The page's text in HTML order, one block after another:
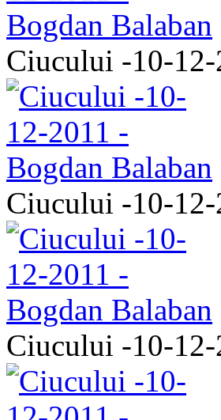
Ciucului -10-12-
Ciucului -10-12-
Ciucului -10-12-